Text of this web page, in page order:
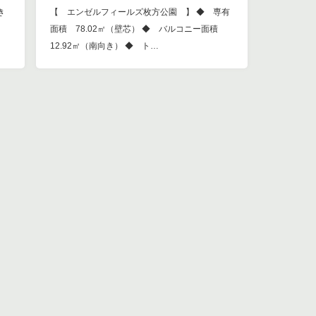
【 エンゼルフィールズ枚方公園 】 ◆ 専有
面積 78.02㎡（壁芯） ◆ バルコニー面積
12.92㎡（南向き） ◆ ト…